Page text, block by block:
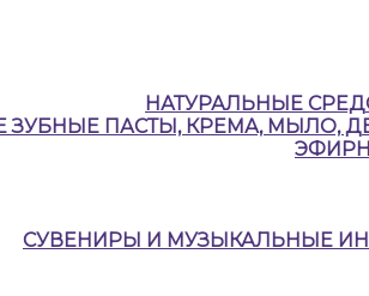
НАТУРАЛЬНЫЕ
ЗУБНЫЕ ПАСТЫ, КРЕМА, МЫЛО,
СУВЕНИРЫ И МУЗЫКАЛЬНЫЕ